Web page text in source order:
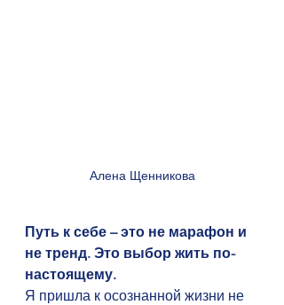
Алена Щенникова
Путь к себе – это не марафон и
не тренд. Это выбор жить по-
настоящему.
Я пришла к осознанной жизни не